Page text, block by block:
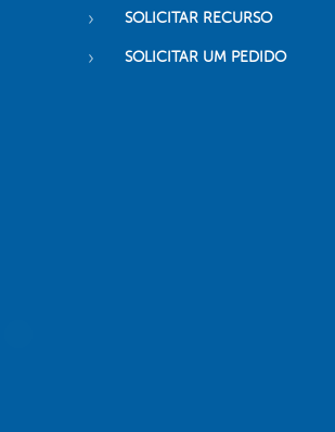
SOLICITAR RECURSO
SOLICITAR UM PEDIDO